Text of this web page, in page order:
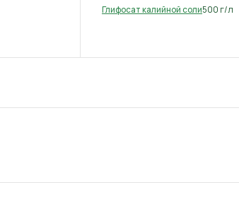
Глифосат калийной соли500 г/л